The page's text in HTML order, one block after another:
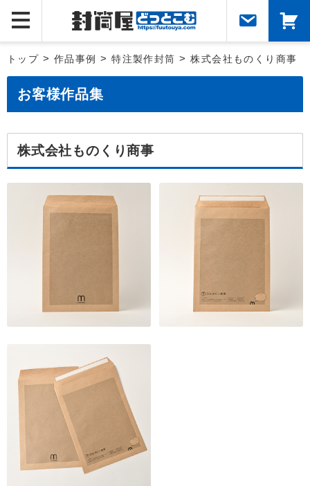
トップ > 作品事例 >特注製作封筒 >株式会社ものくり商事
お客様作品集
株式会社ものくり商事